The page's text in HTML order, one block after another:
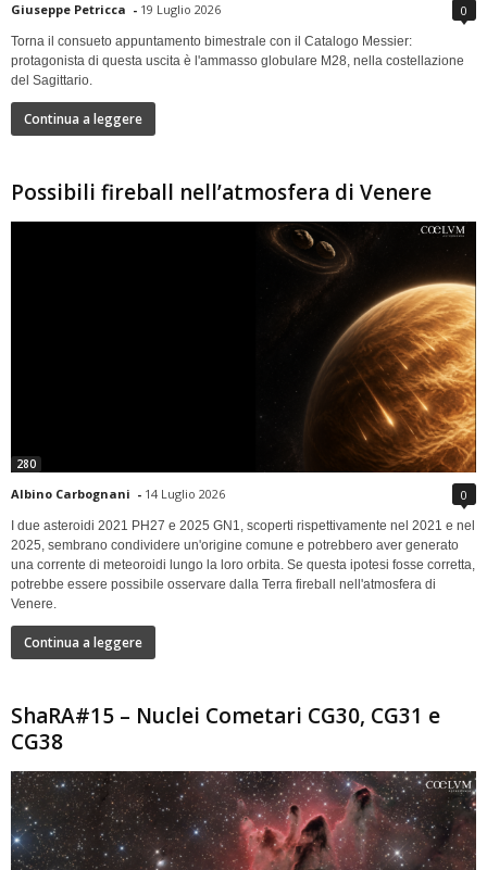
Giuseppe Petricca - 19 Luglio 2026 0
Torna il consueto appuntamento bimestrale con il Catalogo Messier:
protagonista di questa uscita è l'ammasso globulare M28, nella costellazione
del Sagittario.
Continua a leggere
Possibili fireball nell’atmosfera di Venere
280
Albino Carbognani - 14 Luglio 2026 0
I due asteroidi 2021 PH27 e 2025 GN1, scoperti rispettivamente nel 2021 e nel
2025, sembrano condividere un'origine comune e potrebbero aver generato
una corrente di meteoroidi lungo la loro orbita. Se questa ipotesi fosse corretta,
potrebbe essere possibile osservare dalla Terra fireball nell'atmosfera di
Venere.
Continua a leggere
ShaRA#15 – Nuclei Cometari CG30, CG31 e
CG38